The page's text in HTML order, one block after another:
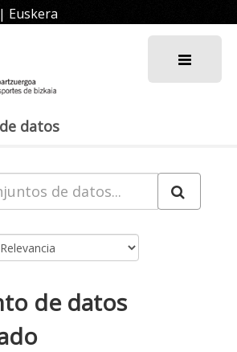
| Euskera
datos
de datos